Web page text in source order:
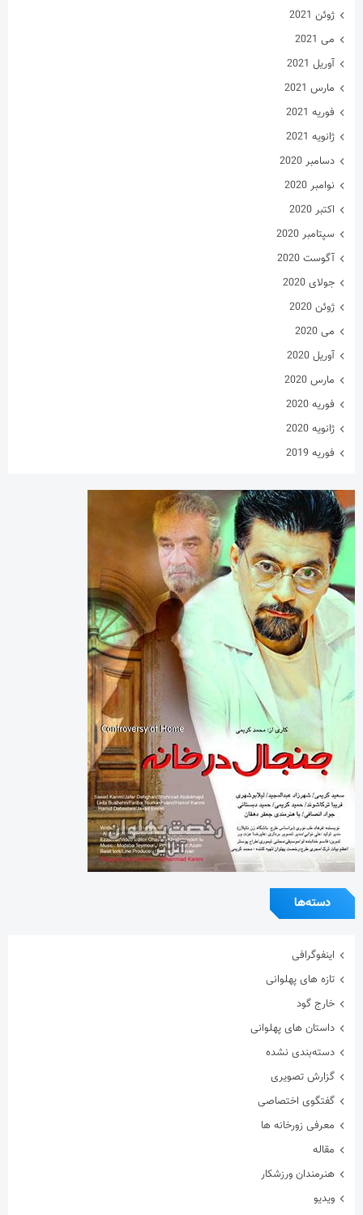
ژوئن 2021
می 2021
آوریل 2021
مارس 2021
فوریه 2021
ژانویه 2021
دسامبر 2020
نوامبر 2020
اکتبر 2020
سپتامبر 2020
آگوست 2020
جولای 2020
ژوئن 2020
می 2020
آوریل 2020
مارس 2020
فوریه 2020
ژانویه 2020
فوریه 2019
دسته‌ها
اینفوگرافی
تازه های پهلوانی
خارج گود
داستان های پهلوانی
دسته‌بندی نشده
گزارش تصویری
گفتگوی اختصاصی
معرفی زورخانه ها
مقاله
هنرمندان ورزشکار
ویدیو